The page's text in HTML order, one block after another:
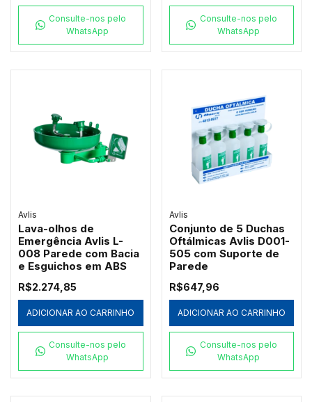
Consulte-nos pelo
WhatsApp
Consulte-nos pelo
WhatsApp
Avlis
Lava-olhos de
Emergência Avlis L-
008 Parede com Bacia
e Esguichos em ABS
R$2.274,85
ADICIONAR AO CARRINHO
Consulte-nos pelo
WhatsApp
Avlis
Conjunto de 5 Duchas
Oftálmicas Avlis D001-
505 com Suporte de
Parede
R$647,96
ADICIONAR AO CARRINHO
Consulte-nos pelo
WhatsApp